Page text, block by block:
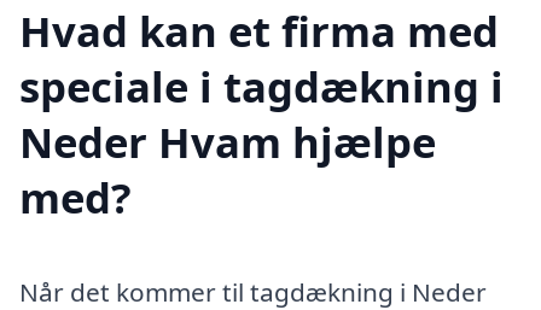
Hvad kan et firma med
speciale i tagdækning i
Neder Hvam hjælpe
med?
Når det kommer til tagdækning i Neder